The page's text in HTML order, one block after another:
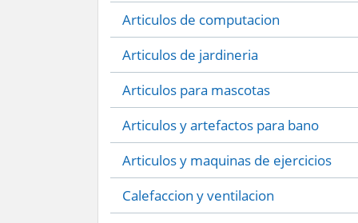
Articulos de computacion
Articulos de jardineria
Articulos para mascotas
Articulos y artefactos para bano
Articulos y maquinas de ejercicios
Calefaccion y ventilacion